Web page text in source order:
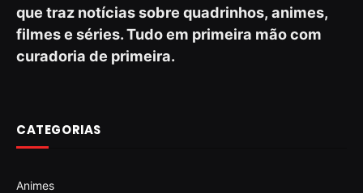
que traz notícias sobre quadrinhos, animes,
filmes e séries. Tudo em primeira mão com
curadoria de primeira.
CATEGORIAS
Animes